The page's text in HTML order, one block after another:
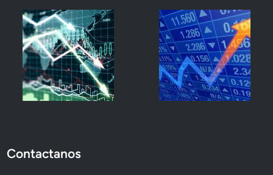
Contactanos